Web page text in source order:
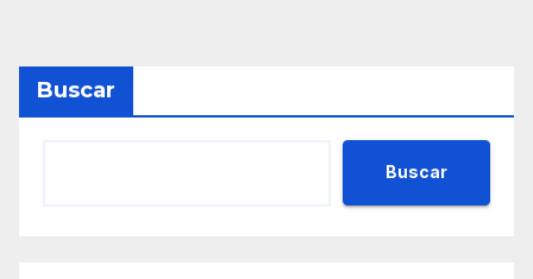
Buscar
Buscar